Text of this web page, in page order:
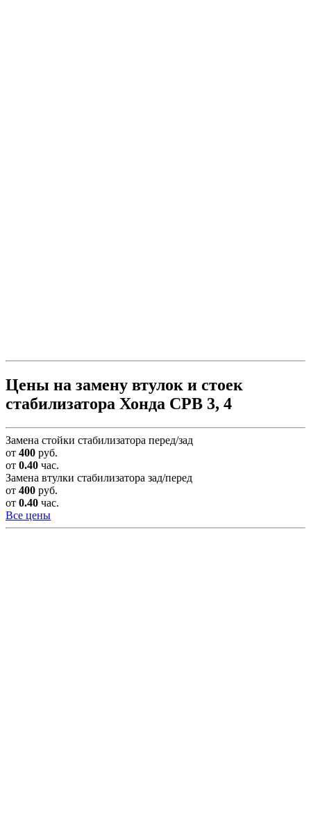
Цены на замену втулок и стоек
стабилизатора Хонда СРВ 3, 4
Замена стойки стабилизатора перед/зад
от 400 руб.
от 0.40 час.
Замена втулки стабилизатора зад/перед
от 400 руб.
от 0.40 час.
Все цены